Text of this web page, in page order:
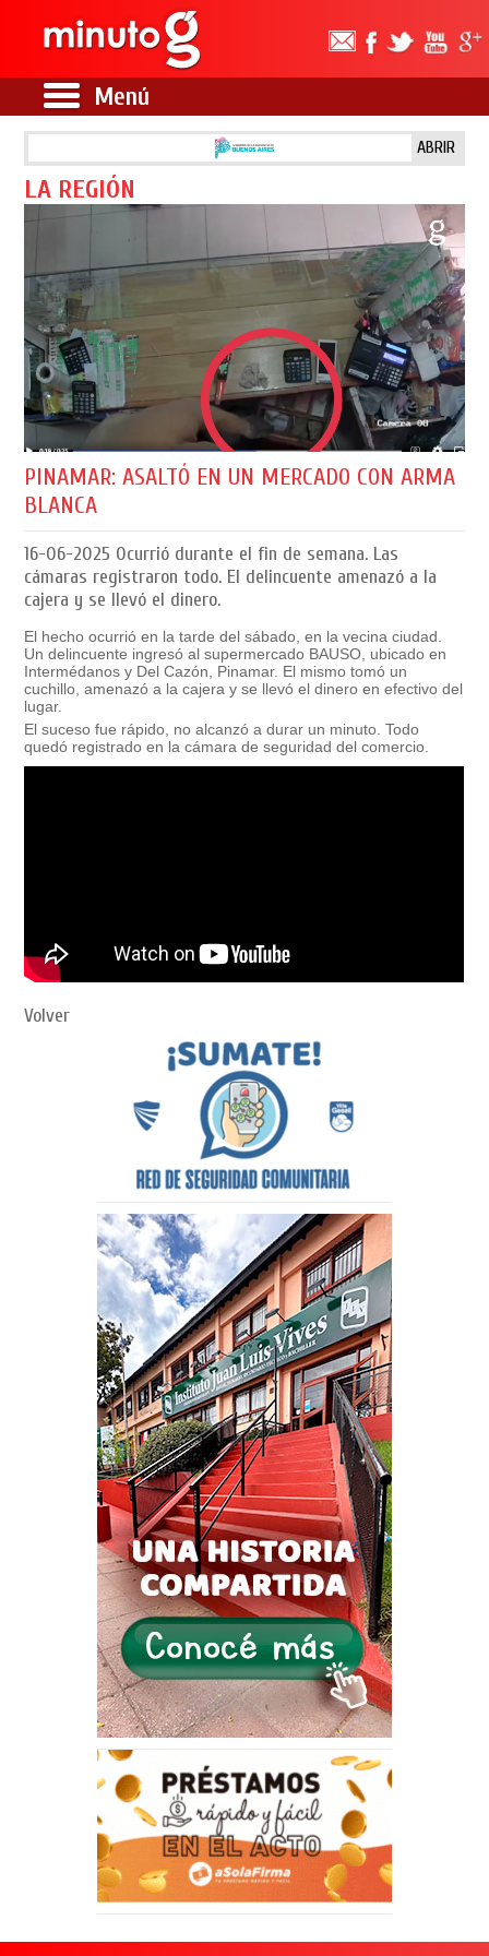
Menú
ABRIR
LA REGIÓN
PINAMAR: ASALTÓ EN UN MERCADO CON ARMA
BLANCA
16-06-2025 Ocurrió durante el fin de semana. Las
cámaras registraron todo. El delincuente amenazó a la
cajera y se llevó el dinero.
El hecho ocurrió en la tarde del sábado, en la vecina ciudad.
Un delincuente ingresó al supermercado BAUSO, ubicado en
Intermédanos y Del Cazón, Pinamar. El mismo tomó un
cuchillo, amenazó a la cajera y se llevó el dinero en efectivo del
lugar.
El suceso fue rápido, no alcanzó a durar un minuto. Todo
quedó registrado en la cámara de seguridad del comercio.
Volver